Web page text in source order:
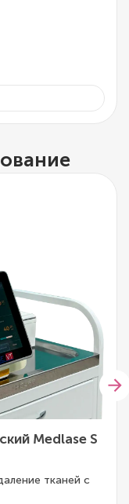
Medlase S
тканей с